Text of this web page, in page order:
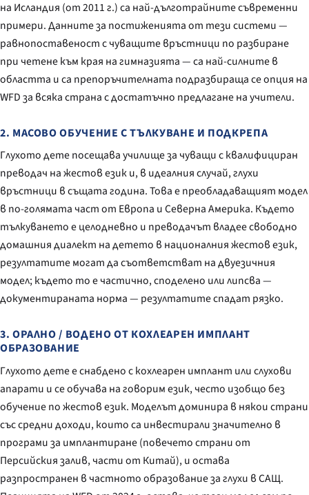
на Исландия (от 2011 г.) са най-дълготрайните съвременни
примери. Данните за постиженията от тези системи —
равнопоставеност с чуващите връстници по разбиране
при четене към края на гимназията — са най-силните в
областта и са препоръчителната подразбираща се опция на
WFD за всяка страна с достатъчно предлагане на учители.
2. МАСОВО ОБУЧЕНИЕ С ТЪЛКУВАНЕ И ПОДКРЕПА
Глухото дете посещава училище за чуващи с квалифициран
преводач на жестов език и, в идеалния случай, глухи
връстници в същата година. Това е преобладаващият модел
в по-голямата част от Европа и Северна Америка. Където
тълкуването е целодневно и преводачът владее свободно
домашния диалект на детето в националния жестов език,
резултатите могат да съответстват на двуезичния
модел; където то е частично, споделено или липсва —
документираната норма — резултатите спадат рязко.
3. ОРАЛНО / ВОДЕНО ОТ КОХЛЕАРЕН ИМПЛАНТ
ОБРАЗОВАНИЕ
Глухото дете е снабдено с кохлеарен имплант или слухови
апарати и се обучава на говорим език, често изобщо без
обучение по жестов език. Моделът доминира в някои страни
със средни доходи, които са инвестирали значително в
програми за имплантиране (повечето страни от
Персийския залив, части от Китай), и остава
разпространен в частното образование за глухи в САЩ.